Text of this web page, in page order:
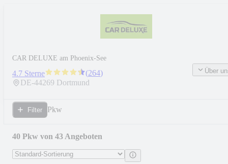
CAR DELUXE am Phoenix-See
4.7 Sterne (264)
DE-44269 Dortmund
Über
Filter Pkw
40 Pkw von 43 Angeboten